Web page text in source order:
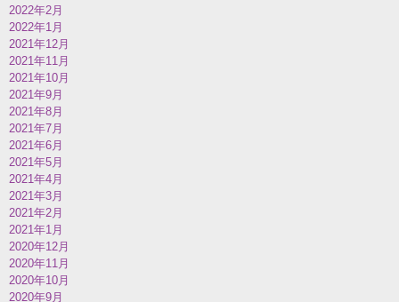
2022年2月
2022年1月
2021年12月
2021年11月
2021年10月
2021年9月
2021年8月
2021年7月
2021年6月
2021年5月
2021年4月
2021年3月
2021年2月
2021年1月
2020年12月
2020年11月
2020年10月
2020年9月